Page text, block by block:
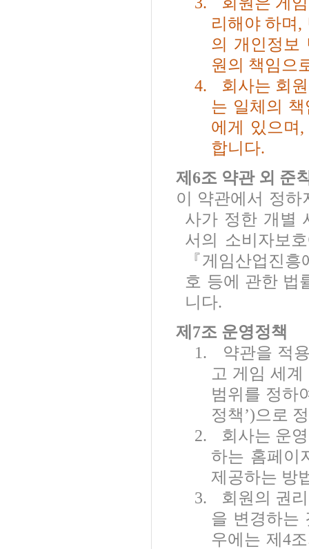
리해야 하며 ,
의 개인정보
원의 책임으
4.
회사는 회
는 일체의
에게 있으며
합니다.
제 6조 약관 외 준
이 약관에서 정
사가 정한 개별
서의 소비자보
『게임산업진
호 등에 관한 법
니다.
제 7조 운영정책
1.
약관을 적
고 게임 세
범위를 정하
정책’)으로
2.
회사는 운
하는 홈페이
제공하는 방
3.
회원의 권
을 변경하는
우에는 제 4